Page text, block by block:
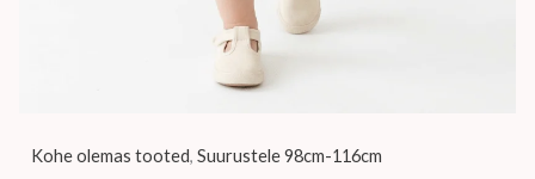
Kohe olemas tooted, Suurustele 98cm-116cm